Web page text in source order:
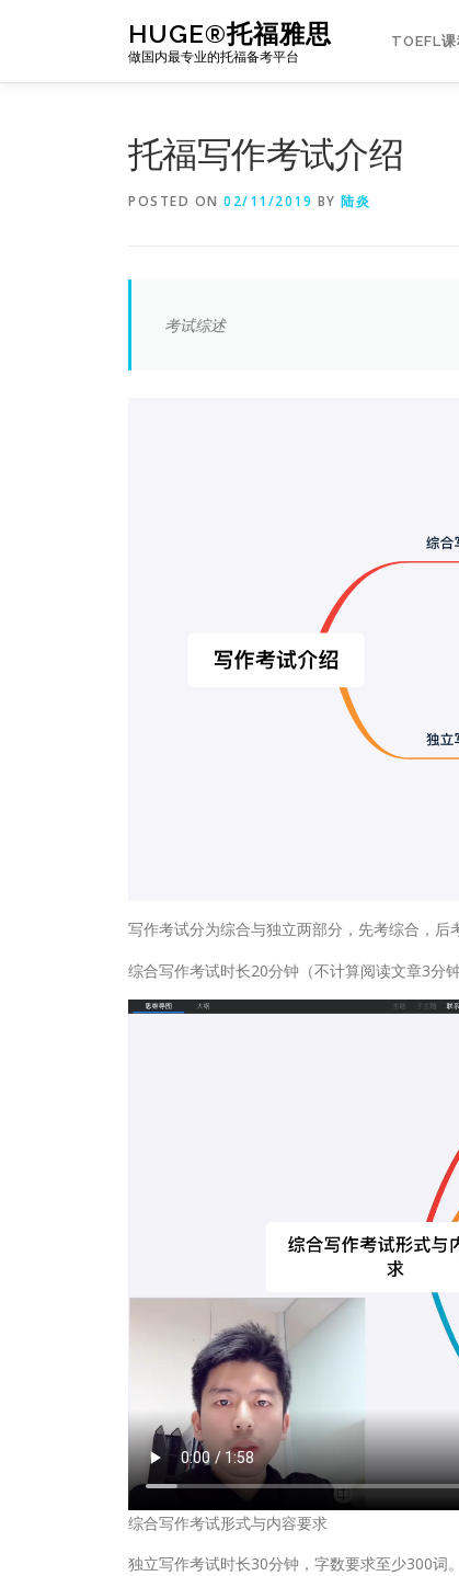
HUGE®托福雅思
做国内最专业的托福备考平台
TOEFL
托福写作考试介绍
POSTED ON 02/11/2019 BY 陆炎
考试综述
写作考试分为综合与独立两部分，先考综合，后
综合写作考试时长20分钟（不计算阅读文章3分
综合写作考试形式与内容要求
独立写作考试时长30分钟，字数要求至少300词。